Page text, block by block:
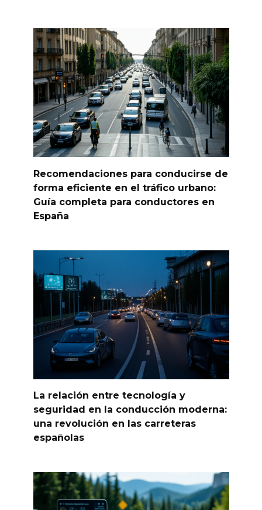
Recomendaciones para conducirse de
forma eficiente en el tráfico urbano:
Guía completa para conductores en
España
La relación entre tecnología y
seguridad en la conducción moderna:
una revolución en las carreteras
españolas